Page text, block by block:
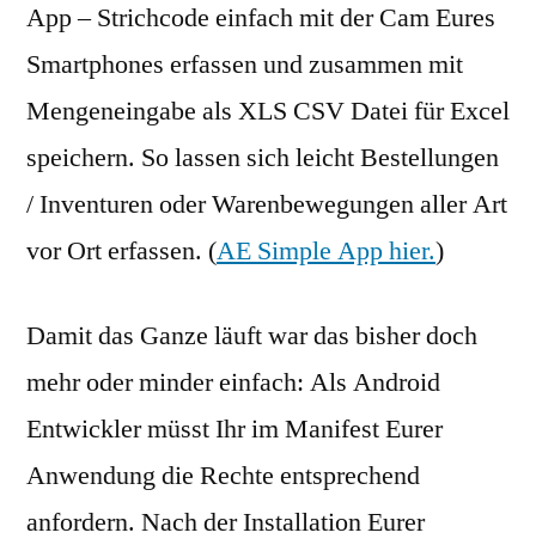
App – Strichcode einfach mit der Cam Eures
Smartphones erfassen und zusammen mit
Mengeneingabe als XLS CSV Datei für Excel
speichern. So lassen sich leicht Bestellungen
/ Inventuren oder Warenbewegungen aller Art
vor Ort erfassen. (AE Simple App hier.)
Damit das Ganze läuft war das bisher doch
mehr oder minder einfach: Als Android
Entwickler müsst Ihr im Manifest Eurer
Anwendung die Rechte entsprechend
anfordern. Nach der Installation Eurer